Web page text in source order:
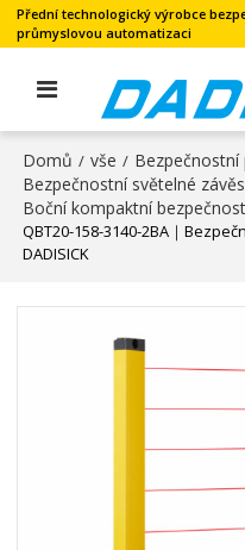
Přední technologický výrobce
průmyslovou automatizaci
Domů / vše /
Bezpečnostní světelné
Boční kompaktní
QBT20-158-3140-2BA｜
DADISICK